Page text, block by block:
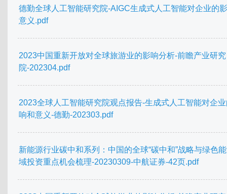
德勤全球人工智能研究院-AIGC生成式人工智能对企业的
意义.pdf
2023中国重新开放对全球旅游业的影响分析-前瞻产业研究
院-202304.pdf
2023全球人工智能研究院观点报告-生成式人工智能对企
响和意义-德勤-202303.pdf
新能源行业碳中和系列：中国的全球“碳中和”战略与绿色
域投资重点机会梳理-20230309-中航证券-42页.pdf